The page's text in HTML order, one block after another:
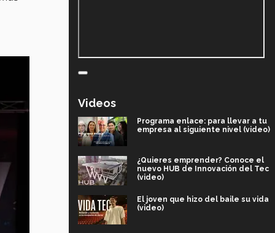
Videos
Programa enlace: para llevar a tu
empresa al siguiente nivel (video)
¿Quieres emprender? Conoce el
nuevo HUB de Innovación del Tec
(video)
El joven que hizo del baile su vida
(video)